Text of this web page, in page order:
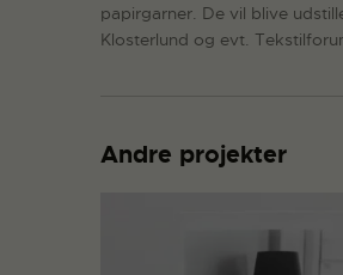
papirgarner. De vil blive
Klosterlund og evt.
Andre projekter